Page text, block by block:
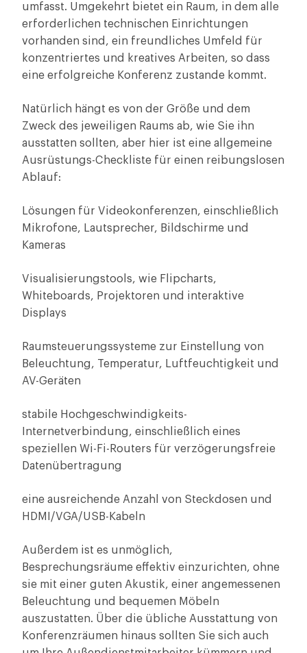
umfasst. Umgekehrt bietet ein Raum, in dem alle
erforderlichen technischen Einrichtungen
vorhanden sind, ein freundliches Umfeld für
konzentriertes und kreatives Arbeiten, so dass
eine erfolgreiche Konferenz zustande kommt.
Natürlich hängt es von der Größe und dem
Zweck des jeweiligen Raums ab, wie Sie ihn
ausstatten sollten, aber hier ist eine allgemeine
Ausrüstungs-Checkliste für einen reibungslosen
Ablauf:
Lösungen für Videokonferenzen, einschließlich
Mikrofone, Lautsprecher, Bildschirme und
Kameras
Visualisierungstools, wie Flipcharts,
Whiteboards, Projektoren und interaktive
Displays
Raumsteuerungssysteme zur Einstellung von
Beleuchtung, Temperatur, Luftfeuchtigkeit und
AV-Geräten
stabile Hochgeschwindigkeits-
Internetverbindung, einschließlich eines
speziellen Wi-Fi-Routers für verzögerungsfreie
Datenübertragung
eine ausreichende Anzahl von Steckdosen und
HDMI/VGA/USB-Kabeln
Außerdem ist es unmöglich,
Besprechungsräume effektiv einzurichten, ohne
sie mit einer guten Akustik, einer angemessenen
Beleuchtung und bequemen Möbeln
auszustatten. Über die übliche Ausstattung von
Konferenzräumen hinaus sollten Sie sich auch